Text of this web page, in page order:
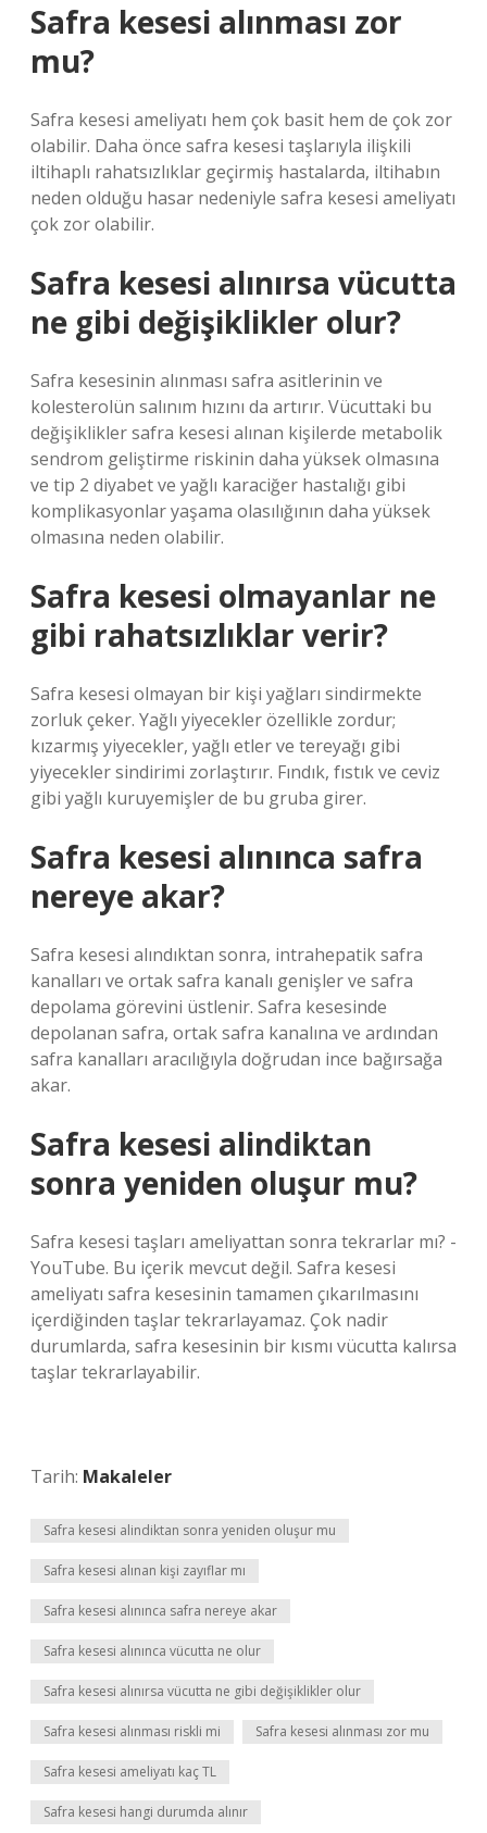
Safra kesesi alınması zor
mu?
Safra kesesi ameliyatı hem çok basit hem de çok zor
olabilir. Daha önce safra kesesi taşlarıyla ilişkili
iltihaplı rahatsızlıklar geçirmiş hastalarda, iltihabın
neden olduğu hasar nedeniyle safra kesesi ameliyatı
çok zor olabilir.
Safra kesesi alınırsa vücutta
ne gibi değişiklikler olur?
Safra kesesinin alınması safra asitlerinin ve
kolesterolün salınım hızını da artırır. Vücuttaki bu
değişiklikler safra kesesi alınan kişilerde metabolik
sendrom geliştirme riskinin daha yüksek olmasına
ve tip 2 diyabet ve yağlı karaciğer hastalığı gibi
komplikasyonlar yaşama olasılığının daha yüksek
olmasına neden olabilir.
Safra kesesi olmayanlar ne
gibi rahatsızlıklar verir?
Safra kesesi olmayan bir kişi yağları sindirmekte
zorluk çeker. Yağlı yiyecekler özellikle zordur;
kızarmış yiyecekler, yağlı etler ve tereyağı gibi
yiyecekler sindirimi zorlaştırır. Fındık, fıstık ve ceviz
gibi yağlı kuruyemişler de bu gruba girer.
Safra kesesi alınınca safra
nereye akar?
Safra kesesi alındıktan sonra, intrahepatik safra
kanalları ve ortak safra kanalı genişler ve safra
depolama görevini üstlenir. Safra kesesinde
depolanan safra, ortak safra kanalına ve ardından
safra kanalları aracılığıyla doğrudan ince bağırsağa
akar.
Safra kesesi alindiktan
sonra yeniden oluşur mu?
Safra kesesi taşları ameliyattan sonra tekrarlar mı? -
YouTube. Bu içerik mevcut değil. Safra kesesi
ameliyatı safra kesesinin tamamen çıkarılmasını
içerdiğinden taşlar tekrarlayamaz. Çok nadir
durumlarda, safra kesesinin bir kısmı vücutta kalırsa
taşlar tekrarlayabilir.
Tarih: Makaleler
Safra kesesi alindiktan sonra yeniden oluşur mu
Safra kesesi alınan kişi zayıflar mı
Safra kesesi alınınca safra nereye akar
Safra kesesi alınınca vücutta ne olur
Safra kesesi alınırsa vücutta ne gibi değişiklikler olur
Safra kesesi alınması riskli mi Safra kesesi alınması zor mu
Safra kesesi ameliyatı kaç TL
Safra kesesi hangi durumda alınır